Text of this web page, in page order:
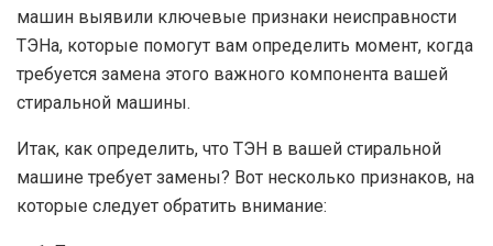
машин выявили ключевые признаки неисправности
ТЭНа, которые помогут вам определить момент, когда
требуется замена этого важного компонента вашей
стиральной машины.
Итак, как определить, что ТЭН в вашей стиральной
машине требует замены? Вот несколько признаков, на
которые следует обратить внимание: